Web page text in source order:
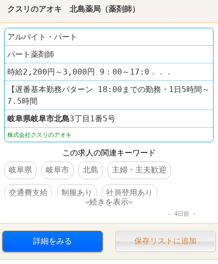
クスリのアオキ 北島薬局（薬剤師）
アルバイト・パート
パート薬剤師
時給2,200円～3,000円 9：00～17:0．．．
【遅番基本勤務パターン 18:00までの勤務・1日5時間～
7.5時間
岐阜県岐阜市北島3丁目1番5号
株式会社クスリのアオキ
この求人の関連キーワード
岐阜県
岐阜市 北島 主婦・主夫歓迎
交通費支給 制服あり 社員登用あり
続きを表示
4日前
詳細をみる 保存リストに追加